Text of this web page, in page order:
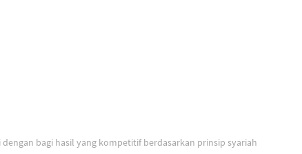
Solusi untuk berinvestasi dengan bagi hasil yang kompetitif berdasarkan prinsip syariah